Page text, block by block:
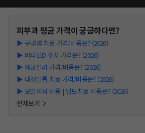
피부과평균 가격이 궁금하다면?
▶ 구내염 치료 가격/비용은? (2026)
▶ 비타민D 주사 가격은? (2026)
▶ 애교필러 가격/비용은? (2026)
▶ 내성발톱 치료 가격/비용은? (2026)
▶ 모발이식 비용 | 탈모치료 비용은? (2026)
전체보기